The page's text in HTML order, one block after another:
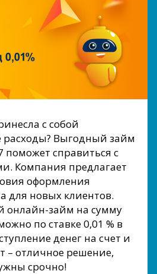
с собой
Выгодный займ
поможет справиться с
Компания предлагает
оформления
для новых клиентов.
онлайн-займ на сумму
по ставке 0,01 % в
денег на счет и
– отличное решение,
срочно!